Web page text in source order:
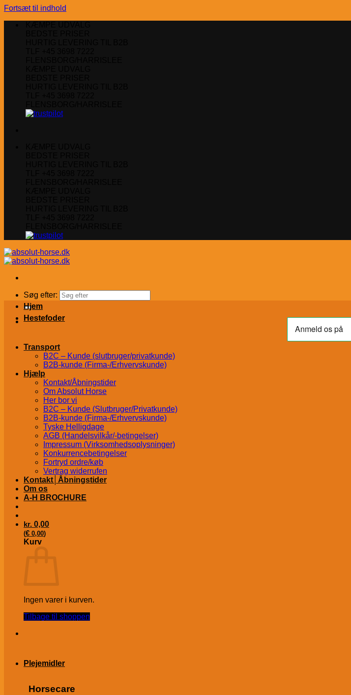
Fortsæt til indhold
Søg efter:
Transport
B2C – Kunde (slutbruger/privatkunde)
B2B-kunde (Firma-/Erhvervskunde)
Hjælp
Kontakt/Åbningstider
Om Absolut Horse
Her bor vi
B2C – Kunde (Slutbruger/Privatkunde)
B2B-kunde (Firma-/Erhvervskunde)
Tyske Helligdage
AGB (Handelsvilkår/-betingelser)
Impressum (Virksomhedsoplysninger)
Konkurrencebetingelser
Fortryd ordre/køb
Vertrag widerrufen
Kontakt│Åbningstider
Om os
A-H BROCHURE
kr. 0,00
(€ 0,00)
Kurv
Ingen varer i kurven.
Tilbage til shoppen
Hjem
Hestefoder
Plejemidler
Horsecare